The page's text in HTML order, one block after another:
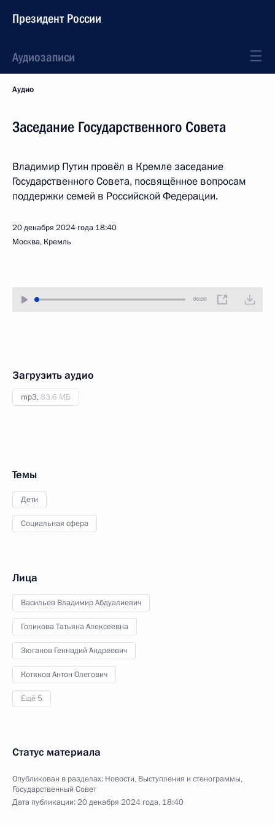
Президент России
Аудиозаписи
Аудио
Заседание Государственного Совета
Владимир Путин провёл в Кремле заседание
Государственного Совета, посвящённое вопросам
поддержки семей в Российской Федерации.
20 декабря 2024 года 18:40
Москва, Кремль
00:00
Загрузить аудио
mp3,83.6 МБ
Темы
Дети
Социальная сфера
Лица
Васильев Владимир Абдуалиевич
Голикова Татьяна Алексеевна
Зюганов Геннадий Андреевич
Котяков Антон Олегович
Ещё 5
Статус материала
Опубликован в разделах: Новости, Выступления и стенограммы,
Государственный Совет
Дата публикации:20 декабря 2024 года, 18:40